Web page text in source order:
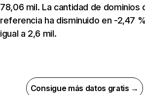
78,06 mil. La cantidad de dominios
referencia ha disminuido en -2,47
igual a 2,6 mil.
Consigue más datos gratis →